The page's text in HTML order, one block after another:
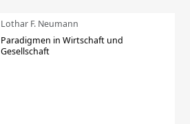
Lothar F. Neumann
Paradigmen in Wirtschaft und
Gesellschaft